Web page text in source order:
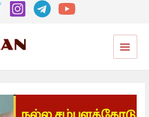
Main